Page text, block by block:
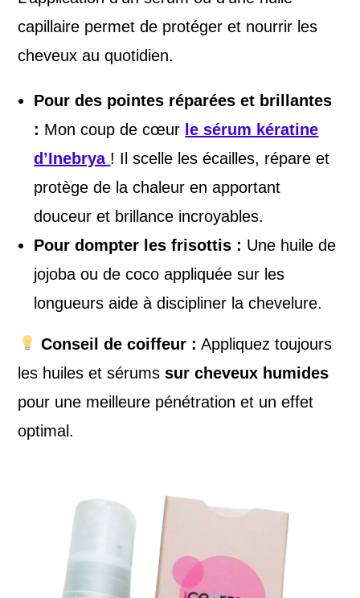
capillaire permet de protéger et nourrir les
cheveux au quotidien.
Pour des pointes réparées et brillantes
: Mon coup de cœur le sérum kératine
d’Inebrya ! Il scelle les écailles, répare et
protège de la chaleur en apportant
douceur et brillance incroyables.
Pour dompter les frisottis : Une huile de
jojoba ou de coco appliquée sur les
longueurs aide à discipliner la chevelure.
Conseil de coiffeur : Appliquez toujours
les huiles et sérumssur cheveux humides
pour une meilleure pénétration et un effet
optimal.